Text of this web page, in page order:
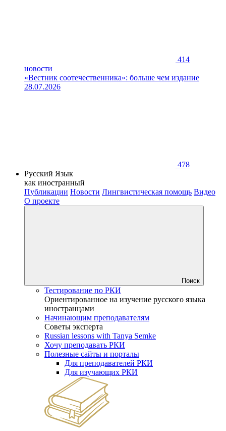
414
новости
«Вестник соотечественника»: больше чем издание
28.07.2026
478
Русский Язык
как иностранный
Публикации Новости Лингвистическая помощь Видео
О проекте
Поиск
Тестирование по РКИ
Ориентированное на изучение русского языка
иностранцами
Начинающим преподавателям
Советы эксперта
Russian lessons with Tanya Semke
Хочу преподавать РКИ
Полезные сайты и порталы
Для преподавателей РКИ
Для изучающих РКИ